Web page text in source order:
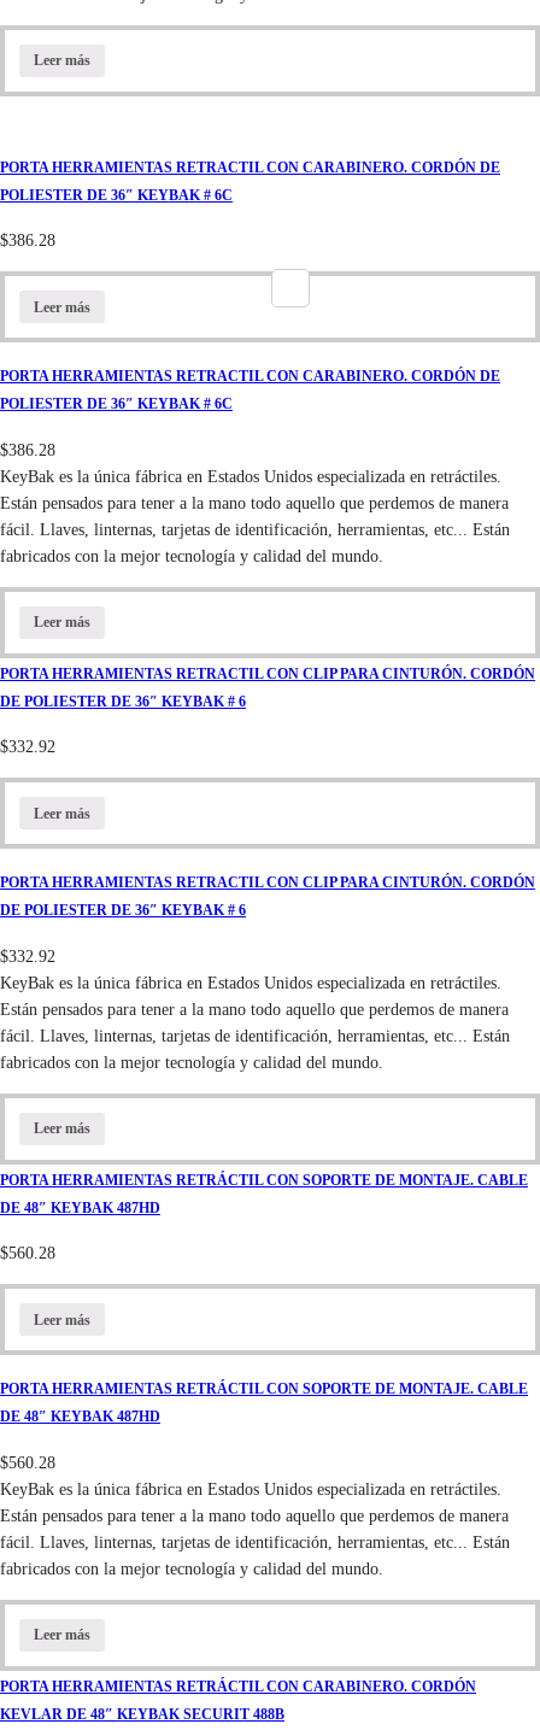
Leer más
PORTA HERRAMIENTAS RETRACTIL CON CARABINERO. CORDÓN DE
POLIESTER DE 36″ KEYBAK # 6C
$386.28
Leer más
PORTA HERRAMIENTAS RETRACTIL CON CARABINERO. CORDÓN DE
POLIESTER DE 36″ KEYBAK # 6C
$386.28
KeyBak es la única fábrica en Estados Unidos especializada en retráctiles.
Están pensados para tener a la mano todo aquello que perdemos de manera
fácil. Llaves, linternas, tarjetas de identificación, herramientas, etc... Están
fabricados con la mejor tecnología y calidad del mundo.
Leer más
PORTA HERRAMIENTAS RETRACTIL CON CLIP PARA CINTURÓN. CORDÓN
DE POLIESTER DE 36″ KEYBAK # 6
$332.92
Leer más
PORTA HERRAMIENTAS RETRACTIL CON CLIP PARA CINTURÓN. CORDÓN
DE POLIESTER DE 36″ KEYBAK # 6
$332.92
KeyBak es la única fábrica en Estados Unidos especializada en retráctiles.
Están pensados para tener a la mano todo aquello que perdemos de manera
fácil. Llaves, linternas, tarjetas de identificación, herramientas, etc... Están
fabricados con la mejor tecnología y calidad del mundo.
Leer más
PORTA HERRAMIENTAS RETRÁCTIL CON SOPORTE DE MONTAJE. CABLE
DE 48″ KEYBAK 487HD
$560.28
Leer más
PORTA HERRAMIENTAS RETRÁCTIL CON SOPORTE DE MONTAJE. CABLE
DE 48″ KEYBAK 487HD
$560.28
KeyBak es la única fábrica en Estados Unidos especializada en retráctiles.
Están pensados para tener a la mano todo aquello que perdemos de manera
fácil. Llaves, linternas, tarjetas de identificación, herramientas, etc... Están
fabricados con la mejor tecnología y calidad del mundo.
Leer más
PORTA HERRAMIENTAS RETRÁCTIL CON CARABINERO. CORDÓN
KEVLAR DE 48″ KEYBAK SECURIT 488B